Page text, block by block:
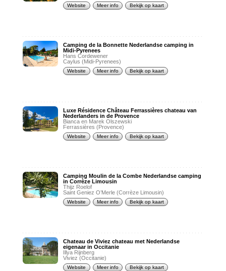
Website Meer info Bekijk op kaart
Camping de la Bonnette Nederlandse camping in
Midi-Pyrenees
Hans Cordewener
Caylus (Midi-Pyrenees)
Website Meer info Bekijk op kaart
Luxe Résidence Château Ferrassières chateau van
Nederlanders in de Provence
Bianca en Marek Olszewski
Ferrassières (Provence)
Website Meer info Bekijk op kaart
Camping Moulin de la Combe Nederlandse camping
in Corrèze Limousin
Thijz Roelof
Saint Geniez O’Merle (Corrèze Limousin)
Website Meer info Bekijk op kaart
Chateau de Viviez chateau met Nederlandse
eigenaar in Occitanie
Illya Rijnberg
Viviez (Occitanie)
Website Meer info Bekijk op kaart